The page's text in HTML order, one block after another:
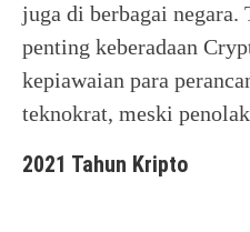
juga di berbagai
penting keberadaan
kepiawaian para
teknokrat, meski
2021 Tahun Kripto